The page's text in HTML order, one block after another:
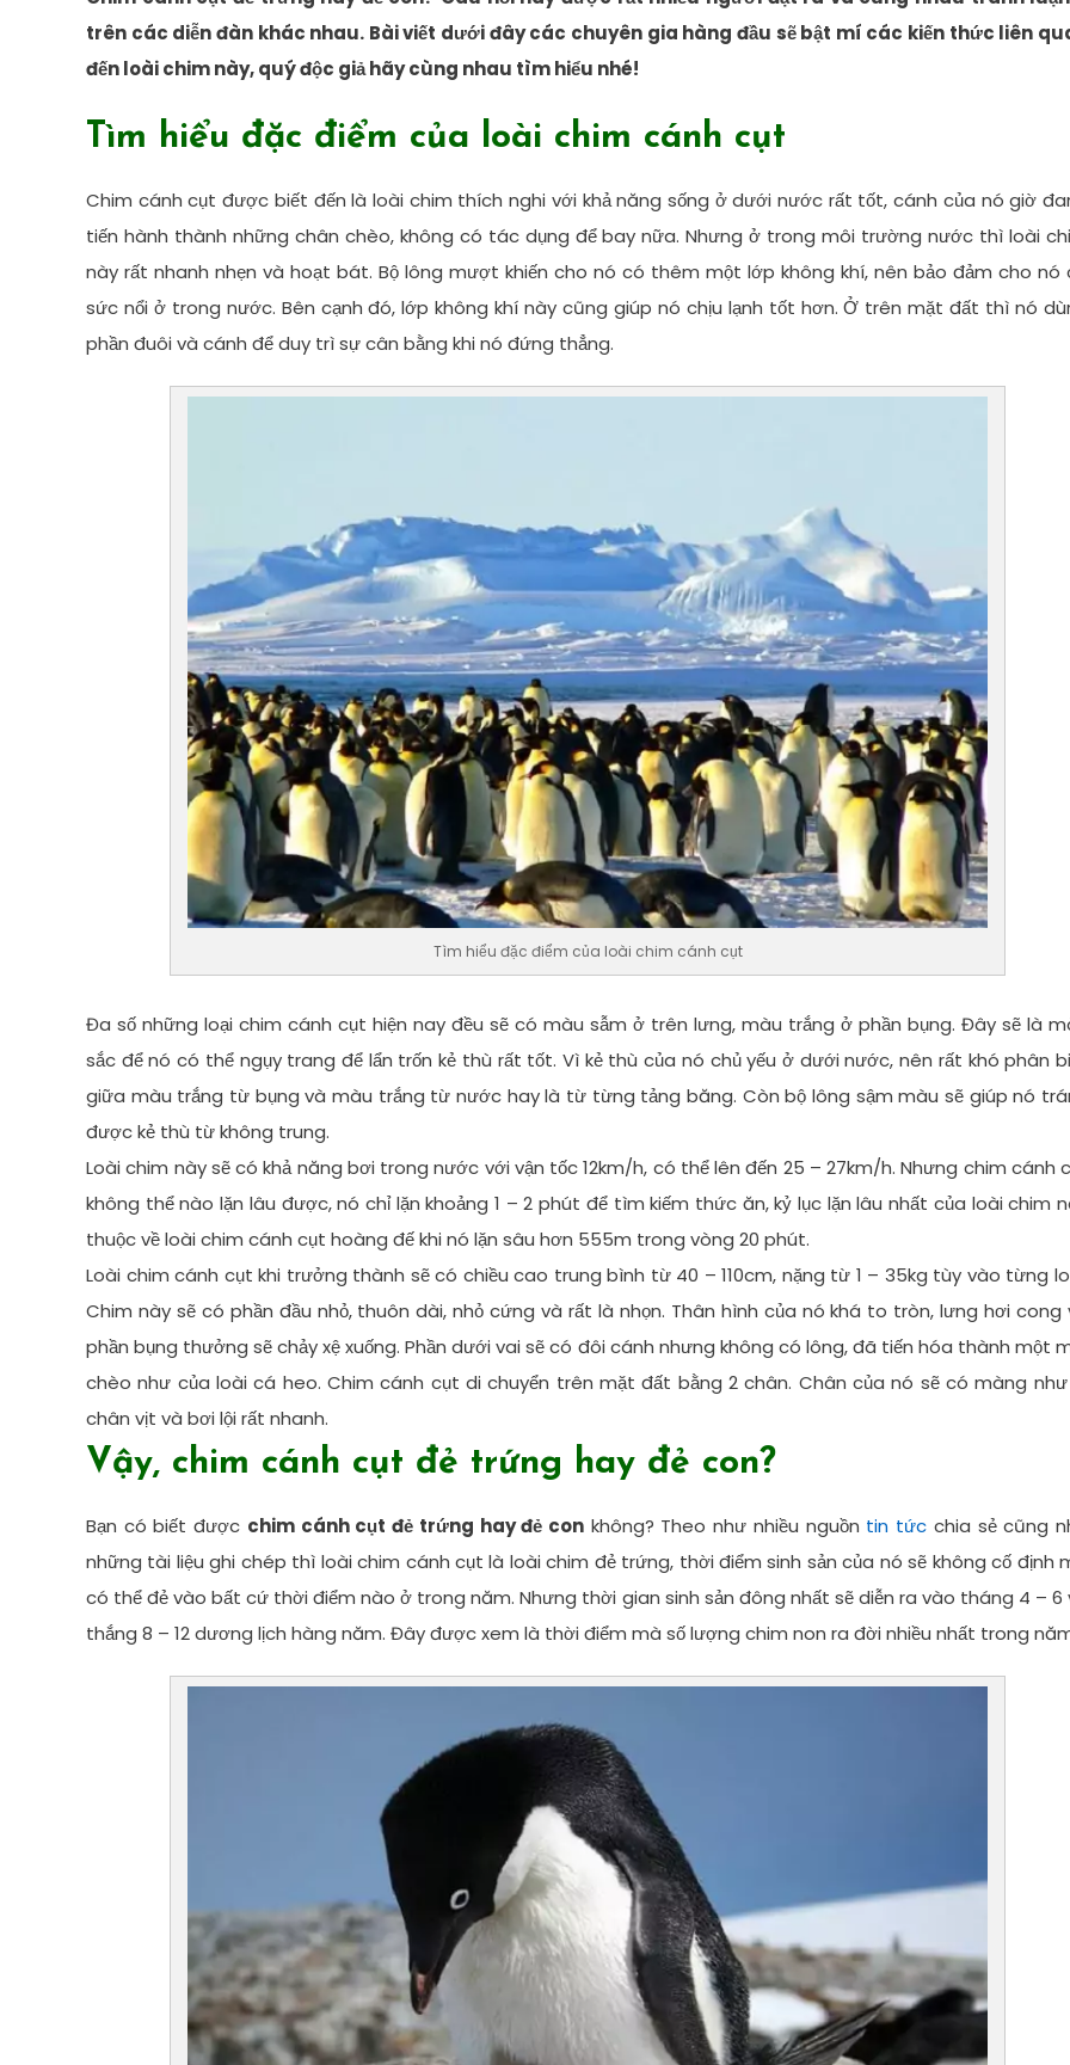
trên các diễn đàn khác nhau. Bài viết dưới đây các chuyên gia hàng đầu sẽ bật mí các kiến thức liên
đến loài chim này, quý độc giả hãy cùng nhau tìm hiểu nhé!
Tìm hiểu đặc điểm của loài chim cánh cụt
Chim cánh cụt được biết đến là loài chim thích nghi với khả năng sống ở dưới nước rất tốt, cánh của nó giờ
tiến hành thành những chân chèo, không có tác dụng để bay nữa. Nhưng ở trong môi trường nước thì loài
này rất nhanh nhẹn và hoạt bát. Bộ lông mượt khiến cho nó có thêm một lớp không khí, nên bảo đảm cho nó
sức nổi ở trong nước. Bên cạnh đó, lớp không khí này cũng giúp nó chịu lạnh tốt hơn. Ở trên mặt đất thì nó
phần đuôi và cánh để duy trì sự cân bằng khi nó đứng thẳng.
Tìm hiểu đặc điểm của loài chim cánh cụt
Đa số những loại chim cánh cụt hiện nay đều sẽ có màu sẫm ở trên lưng, màu trắng ở phần bụng. Đây sẽ là
sắc để nó có thể ngụy trang để lẩn trốn kẻ thù rất tốt. Vì kẻ thù của nó chủ yếu ở dưới nước, nên rất khó phân
giữa màu trắng từ bụng và màu trắng từ nước hay là từ từng tảng băng. Còn bộ lông sậm màu sẽ giúp nó
được kẻ thù từ không trung.
Loài chim này sẽ có khả năng bơi trong nước với vận tốc 12km/h, có thể lên đến 25 – 27km/h. Nhưng chim cánh
không thể nào lặn lâu được, nó chỉ lặn khoảng 1 – 2 phút để tìm kiếm thức ăn, kỷ lục lặn lâu nhất của loài chim
thuộc về loài chim cánh cụt hoàng đế khi nó lặn sâu hơn 555m trong vòng 20 phút.
Loài chim cánh cụt khi trưởng thành sẽ có chiều cao trung bình từ 40 – 110cm, nặng từ 1 – 35kg tùy vào từng
Chim này sẽ có phần đầu nhỏ, thuôn dài, nhỏ cứng và rất là nhọn. Thân hình của nó khá to tròn, lưng hơi cong
phần bụng thưởng sẽ chảy xệ xuống. Phần dưới vai sẽ có đôi cánh nhưng không có lông, đã tiến hóa thành một
chèo như của loài cá heo. Chim cánh cụt di chuyển trên mặt đất bằng 2 chân. Chân của nó sẽ có màng
chân vịt và bơi lội rất nhanh.
Vậy, chim cánh cụt đẻ trứng hay đẻ con?
Bạn có biết được chim cánh cụt đẻ trứng hay đẻ con không? Theo như nhiều nguồn tin tức chia sẻ cũng
những tài liệu ghi chép thì loài chim cánh cụt là loài chim đẻ trứng, thời điểm sinh sản của nó sẽ không cố định
có thể đẻ vào bất cứ thời điểm nào ở trong năm. Nhưng thời gian sinh sản đông nhất sẽ diễn ra vào tháng 4 – 6
thắng 8 – 12 dương lịch hàng năm. Đây được xem là thời điểm mà số lượng chim non ra đời nhiều nhất trong